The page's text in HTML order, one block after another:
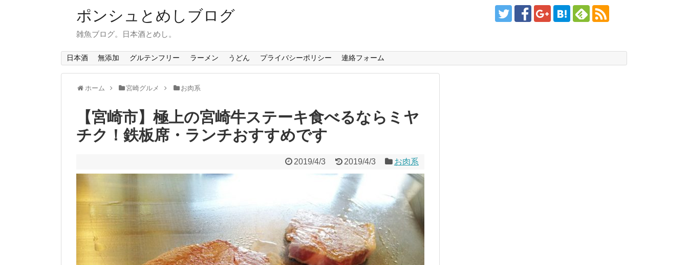
ポンシュとめしブログ
雑魚ブログ。日本酒とめし。
日本酒 無添加 グルテンフリー ラーメン うどん プライバシーポリシー 連絡フォーム
ホーム 宮崎グルメ お肉系
【宮崎市】極上の宮崎牛ステーキ食べるならミヤ
チク！鉄板席・ランチおすすめです
2019/4/3 2019/4/3 お肉系